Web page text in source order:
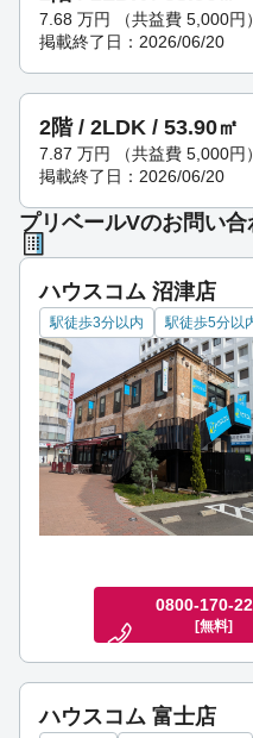
7.68 万円
（共益費 5,000円）
掲載終了日：2026/06/20
2階 / 2LDK / 53.90㎡
7.87 万円
（共益費 5,000円）
掲載終了日：2026/06/20
プリベールVのお問い
ハウスコム 沼津店
駅徒歩3分以内 駅徒歩5分以
0800-170-
[無料]
ハウスコム 富士店